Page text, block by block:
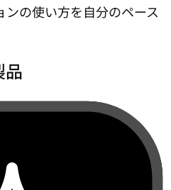
の使い方を自分のペース
品